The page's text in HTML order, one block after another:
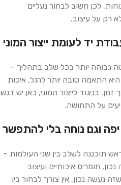
לכן חשוב לבחור נעליים
רק על עיצוב.
יד לעומת ייצור המוני
גבוהה יותר בכל שלב בתהליך –
התאמה טובה יותר לרגל, איכות
בניגוד לייצור המוני, כאן יש דגש
על התחושה.
וגם נוחה בלי להתפשר
תוכננה לשלב בין שני העולמות –
חומרים איכותיים ועיצוב
נעשה נכון, אין צורך לבחור בין